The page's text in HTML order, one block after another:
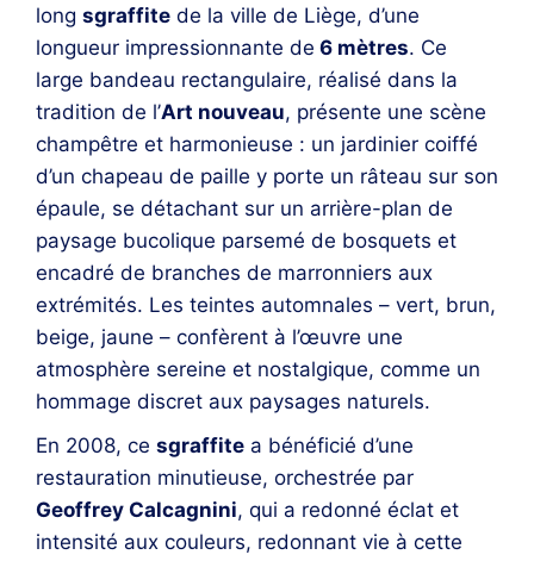
long sgraffite de la ville de Liège, d’une
longueur impressionnante de 6 mètres. Ce
large bandeau rectangulaire, réalisé dans la
tradition de l’Art nouveau, présente une scène
champêtre et harmonieuse : un jardinier coiffé
d’un chapeau de paille y porte un râteau sur son
épaule, se détachant sur un arrière-plan de
paysage bucolique parsemé de bosquets et
encadré de branches de marronniers aux
extrémités. Les teintes automnales – vert, brun,
beige, jaune – confèrent à l’œuvre une
atmosphère sereine et nostalgique, comme un
hommage discret aux paysages naturels.
En 2008, ce sgraffite a bénéficié d’une
restauration minutieuse, orchestrée par
Geoffrey Calcagnini, qui a redonné éclat et
intensité aux couleurs, redonnant vie à cette